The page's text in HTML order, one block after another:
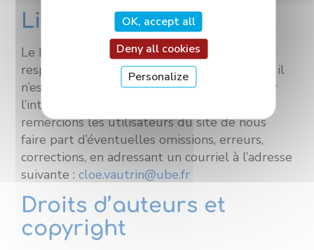
Liens hypertextes
Le Laboratoire ICB décline toute
responsabilité sur le contenu des sites dont il
n’est pas l’éditeur et qui sont accessibles par
l’intermédiaire de liens hypertextes. Nous
remercions les utilisateurs du site de nous
faire part d’éventuelles omissions, erreurs,
corrections, en adressant un courriel à l’adresse
suivante : cloe.vautrin@ube.fr
Droits d’auteurs et
copyright
OK, accept all
Deny all cookies
Personalize